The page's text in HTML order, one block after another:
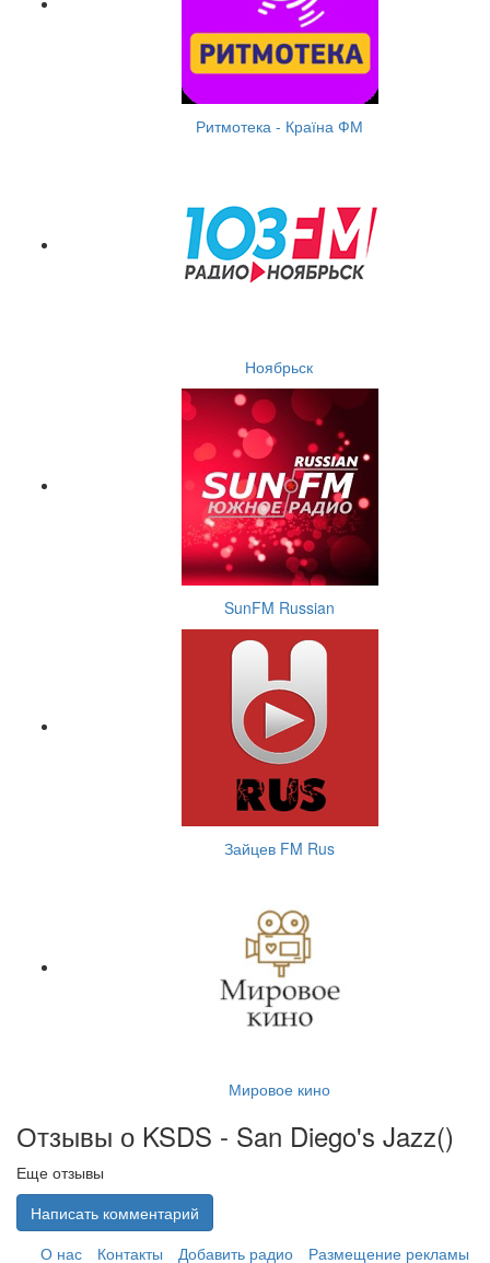
Ритмотека - Країна ФМ
Ноябрьск
SunFM Russian
Зайцев FM Rus
Мировое кино
Отзывы о KSDS - San Diego's Jazz()
Еще отзывы
Написать комментарий
О нас
Контакты Добавить радио Размещение рекламы